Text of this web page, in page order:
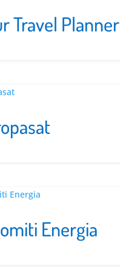
Travel Planner
Energia